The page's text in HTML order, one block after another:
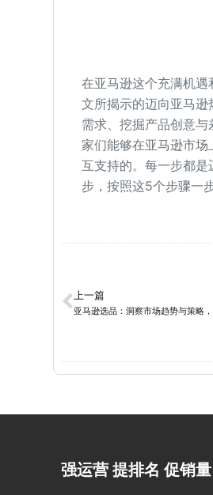
在亚马逊这个充满机
文所揭示的迈向亚马
需求、挖掘产品创意
家们能够在亚马逊市
互支持的。每一步都
步，按照这5个步骤一
上一篇
亚马逊选品：洞察市场趋势与策略
强运营 提排名 促销量